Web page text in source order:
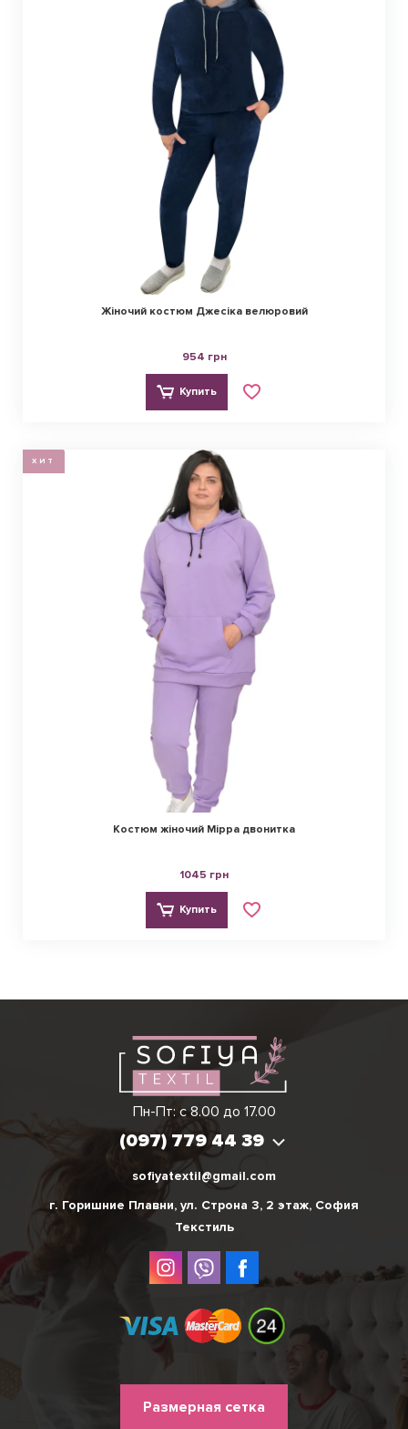
Жіночий костюм Джесіка велюровий
954 грн
Купить
ХИТ
Костюм жіночий Мірра двонитка
1045 грн
Купить
Пн-Пт: с 8.00 до 17.00
(097) 779 44 39
Виктория
(097) 779 44 39
sofiyatextil@gmail.com
г. Горишние Плавни, ул. Строна 3, 2 этаж, София
Текстиль
Размерная сетка